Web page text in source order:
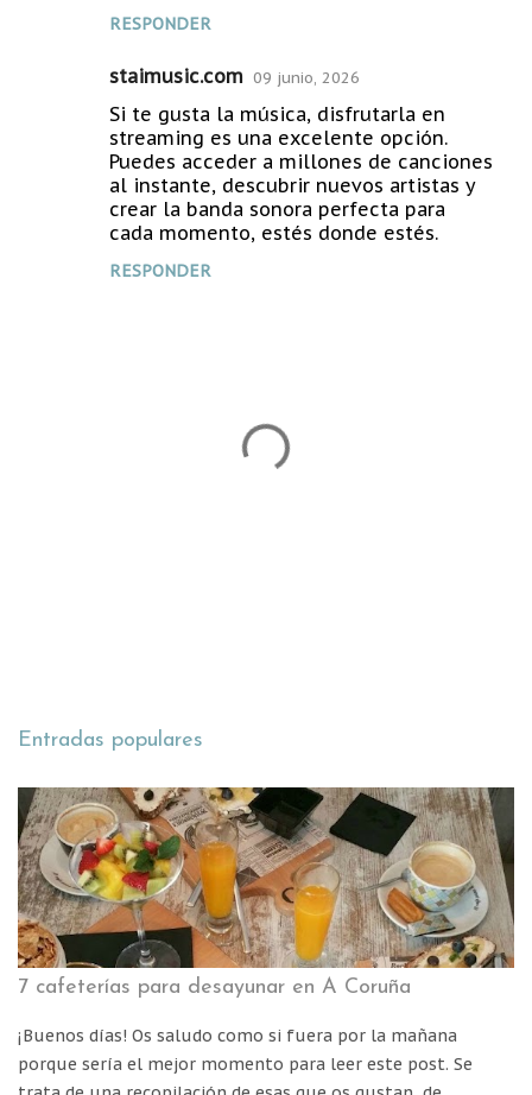
RESPONDER
staimusic.com 09 junio, 2026
Si te gusta la música, disfrutarla en
streaming es una excelente opción.
Puedes acceder a millones de canciones
al instante, descubrir nuevos artistas y
crear la banda sonora perfecta para
cada momento, estés donde estés.
RESPONDER
i
a
r
u
n
c
o
m
e
n
a
r
Entradas populares
7 cafeterías para desayunar en A Coruña
¡Buenos días! Os saludo como si fuera por la mañana
porque sería el mejor momento para leer este post. Se